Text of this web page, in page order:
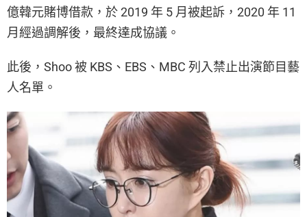
億韓元賭博借款，於 2019 年 5 月被起訴，2020 年 11
月經過調解後，最終達成協議。
此後，Shoo 被 KBS、EBS、MBC 列入禁止出演節目藝
人名單。